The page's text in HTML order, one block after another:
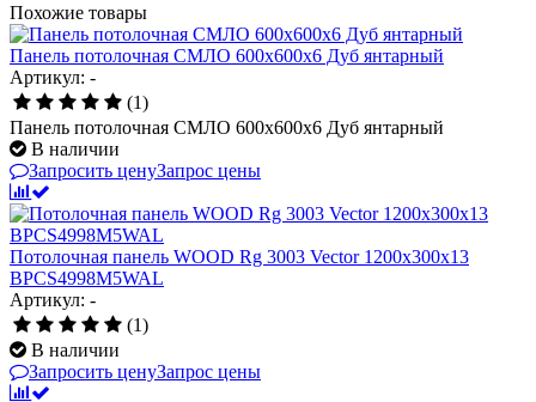
Похожие товары
Панель потолочная СМЛО 600x600x6 Дуб янтарный
Артикул: -
(1)
Панель потолочная СМЛО 600x600x6 Дуб янтарный
В наличии
Запросить ценуЗапрос цены
Потолочная панель WOOD Rg 3003 Vector 1200x300x13
BPCS4998M5WAL
Артикул: -
(1)
В наличии
Запросить ценуЗапрос цены